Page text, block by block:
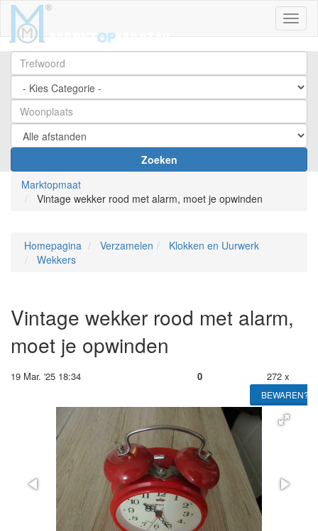
Zoeken
Marktopmaat
Vintage wekker rood met alarm, moet je opwinden
Homepagina Verzamelen
Klokken en Uurwerk
Wekkers
Vintage wekker rood met alarm,
moet je opwinden
19 Mar. '25 18:34 0 272 x
BEWAREN?